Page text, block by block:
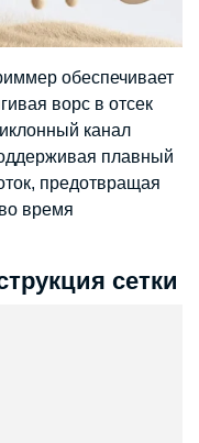
обеспечивает
ворс в отсек
канал
плавный
предотвращая
время
сетки